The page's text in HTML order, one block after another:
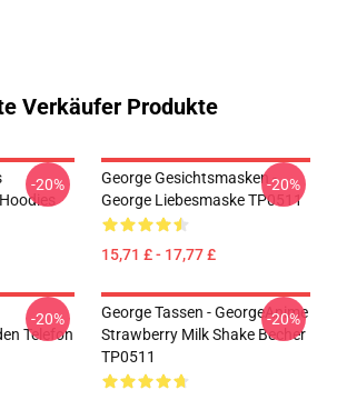
Verkäufer Produkte
-20%
George Gesichtsmasken -
George Liebesmaske TP0511
15,71 £ - 17,77 £
-20%
Telefon
-20%
George Tassen - GeorgeAnime
Strawberry Milk Shake Becher
TP0511
-20%